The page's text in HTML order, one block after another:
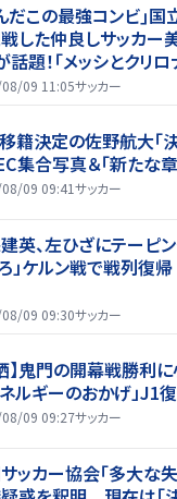
だこの最強コンビ｣
した仲良しサッカー
話題！｢メッシとクリロ
可愛い｣
09 11:05サッカー
籍決定の佐野航大「
集合写真＆「新たな
09 09:41サッカー
英、左ひざにテーピ
」ケルン戦で戦列
09 09:30サッカー
】鬼門の開幕戦勝利
ルギーのおかげ」J1
09 09:27サッカー
ッカー協会「多大な